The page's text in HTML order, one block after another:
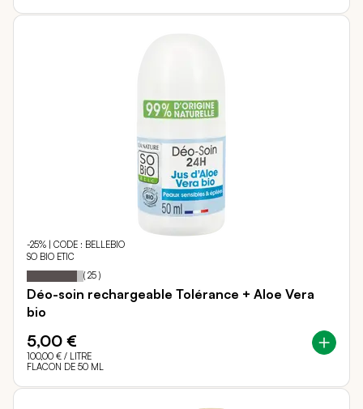
-25% | CODE : BELLEBIO
SO BIO ETIC
Notation: 88
% of
( 25 )
Déo-soin rechargeable Tolérance + Aloe Vera
bio
5,00 €
100,00 € / LITRE
FLACON DE 50 ML